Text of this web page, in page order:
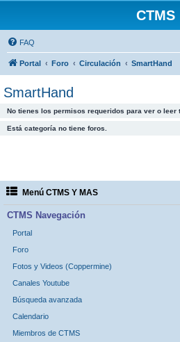
CTMS
FAQ
Portal Foro Circulación SmartHand
SmartHand
No tienes los permisos requeridos para ver o leer
Está categoría no tiene foros.
Menú CTMS Y MAS
CTMS Navegación
Portal
Foro
Fotos y Videos (Coppermine)
Canales Youtube
Búsqueda avanzada
Calendario
Miembros de CTMS